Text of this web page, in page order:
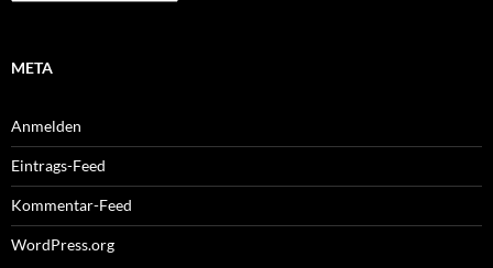
META
Anmelden
Eintrags-Feed
Kommentar-Feed
WordPress.org